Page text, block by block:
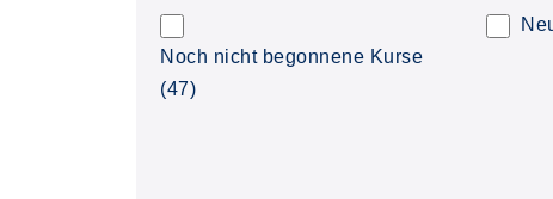
Noch nicht begonnene Kurse
(47)